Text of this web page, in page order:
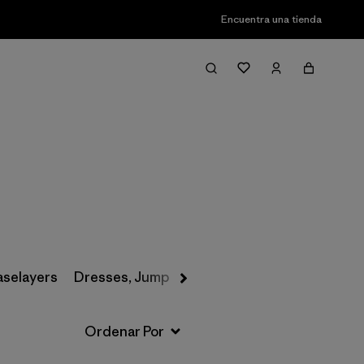
Encuentra una tienda
Filter & Sort
Dresses, Jumpsuits & Overalls